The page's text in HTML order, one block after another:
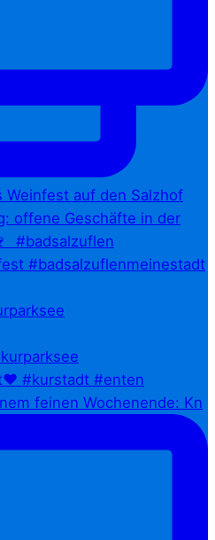
feinen Wochenende: Kn